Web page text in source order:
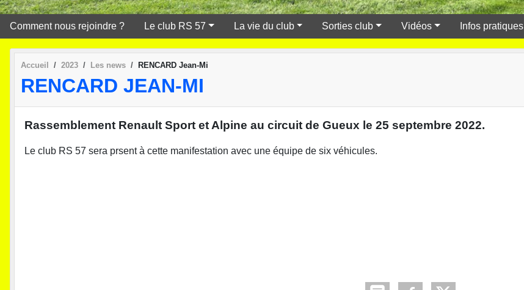
Comment nous rejoindre ? Le club RS 57 La vie du club Sorties club Vidéos Infos pratiques
Accueil 2023 Les news RENCARD Jean-Mi
RENCARD JEAN-MI
Rassemblement Renault Sport et Alpine au circuit de Gueux le 25 septembre 2022.
Le club RS 57 sera prsent à cette manifestation avec une équipe de six véhicules.